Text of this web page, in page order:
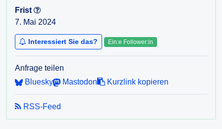
Frist
7. Mai 2024
Interessiert Sie das? Ein:e Follower:in
Anfrage teilen
Bluesky
Mastodon Kurzlink kopieren
RSS-Feed